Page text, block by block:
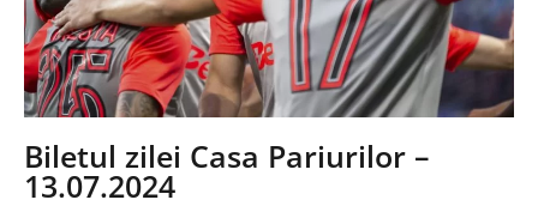
Biletul zilei Casa Pariurilor –
13.07.2024